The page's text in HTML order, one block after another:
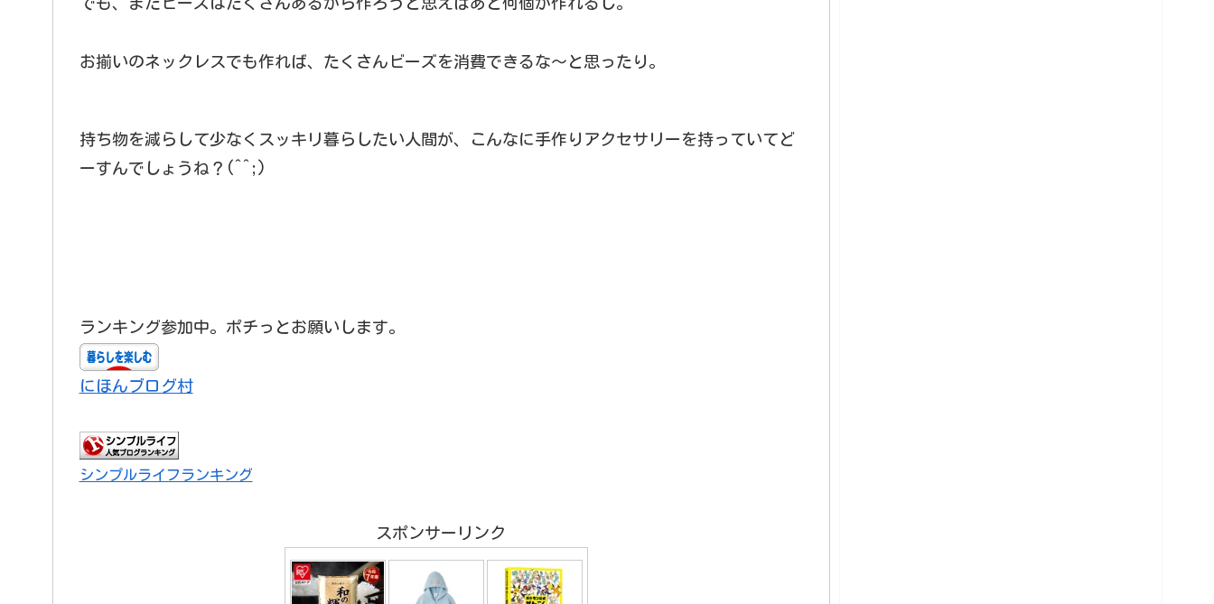
お揃いのネックレスでも作れば、たくさんビーズを消費できるな～と思ったり。
持ち物を減らして少なくスッキリ暮らしたい人間が、こんなに手作りアクセサリーを持っていてど
ーすんでしょうね？(^^;)
ランキング参加中。ポチっとお願いします。
にほんブログ村
シンプルライフランキング
スポンサーリンク